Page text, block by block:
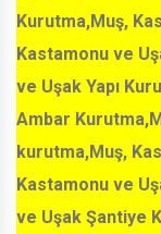
Kurutma,Muş,
Kastamonu ve
ve Uşak Yapı
Ambar
kurutma,Muş,
Kastamonu ve
ve Uşak Şantiye